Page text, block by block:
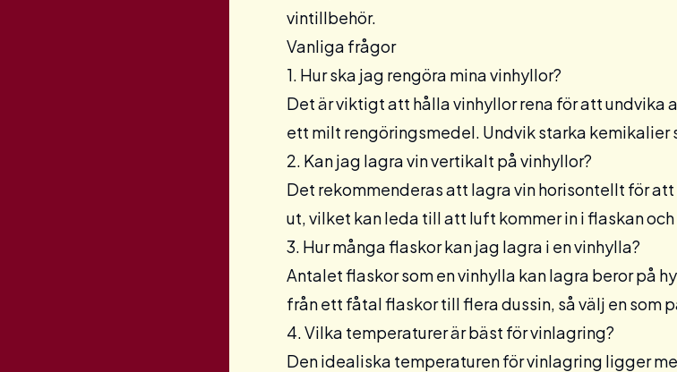
vintillbehör.
Vanliga frågor
1. Hur ska jag rengöra mina vinhyllor?
Det är viktigt att hålla vinhyllor rena för att undvika
ett milt rengöringsmedel. Undvik starka kemikalier
2. Kan jag lagra vin vertikalt på vinhyllor?
Det rekommenderas att lagra vin horisontellt för
ut, vilket kan leda till att luft kommer in i flaskan
3. Hur många flaskor kan jag lagra i en vinhylla?
Antalet flaskor som en vinhylla kan lagra beror på
från ett fåtal flaskor till flera dussin, så välj en som
4. Vilka temperaturer är bäst för vinlagring?
Den idealiska temperaturen för vinlagring ligger